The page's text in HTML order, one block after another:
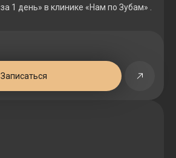
1 день» в клинике «Нам по Зубам» .
Записаться